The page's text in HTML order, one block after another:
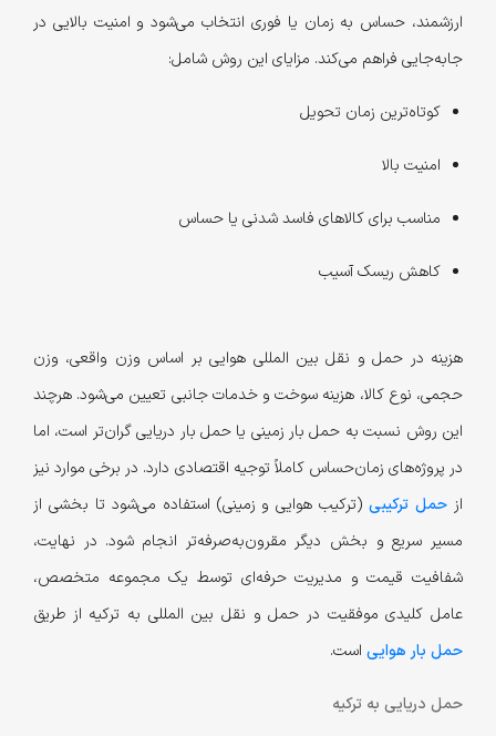
ارزشمند، حساس به زمان یا فوری انتخاب می‌شود و امنیت بالایی در
جابه‌جایی فراهم می‌کند. مزایای این روش شامل:
کوتاه‌ترین زمان تحویل
امنیت بالا
مناسب برای کالاهای فاسد شدنی یا حساس
کاهش ریسک آسیب
هزینه در حمل و نقل بین المللی هوایی بر اساس وزن واقعی، وزن
حجمی، نوع کالا، هزینه سوخت و خدمات جانبی تعیین می‌شود. هرچند
این روش نسبت به حمل بار زمینی یا حمل بار دریایی گران‌تر است، اما
در پروژه‌های زمان‌حساس کاملاً توجیه اقتصادی دارد. در برخی موارد نیز
از حمل ترکیبی(ترکیب هوایی و زمینی) استفاده می‌شود تا بخشی از
مسیر سریع و بخش دیگر مقرون‌به‌صرفه‌تر انجام شود. در نهایت،
شفافیت قیمت و مدیریت حرفه‌ای توسط یک مجموعه متخصص،
عامل کلیدی موفقیت در حمل و نقل بین المللی به ترکیه از طریق
حمل بار هوایی است.
حمل دریایی به ترکیه